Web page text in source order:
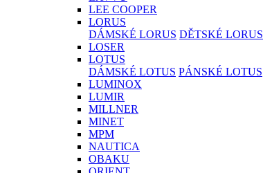
LEE COOPER
LORUS
DÁMSKÉ LORUS DĚTSKÉ LORUS
LOSER
LOTUS
DÁMSKÉ LOTUS PÁNSKÉ LOTUS
LUMINOX
LUMIR
MILLNER
MINET
MPM
NAUTICA
OBAKU